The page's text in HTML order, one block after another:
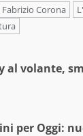
Fabrizio Corona
al volante,
per Oggi: